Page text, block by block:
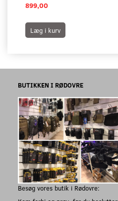
899,00
Læg i kurv
BUTIKKEN I RØDOVRE
Besøg vores butik i Rødovre: